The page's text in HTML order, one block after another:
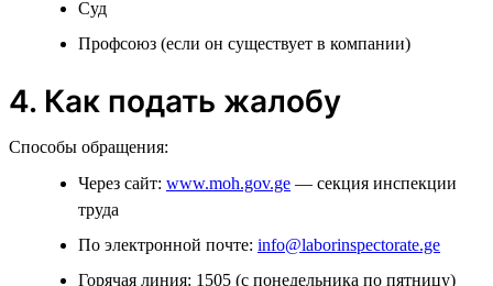
Суд
Профсоюз (если он существует в компании)
4. Как подать жалобу
Способы обращения:
Через сайт: www.moh.gov.ge — секция инспекции
труда
По электронной почте: info@laborinspectorate.ge
Горячая линия: 1505 (с понедельника по пятницу)